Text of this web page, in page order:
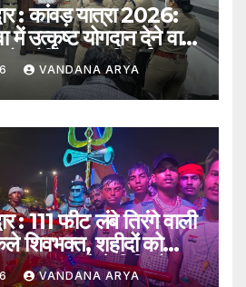
: कांवड़ यात्रा 2026:
में उत्कृष्ट योगदान देने वाले
ट्रैफिक वालंटियर्स
ने किया सम्मानित_देखे
VANDANA ARYA
: 111 फीट लंबे तिरंगे वाली
शिवभक्त, शहीदों को
यात्रा_देखे विडिओ !!
VANDANA ARYA